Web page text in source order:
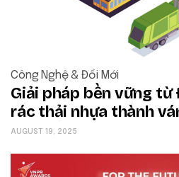
Công Nghệ & Đổi Mới
Giải pháp bền vững
rác thải nhựa thành
AUGUST 19, 2025